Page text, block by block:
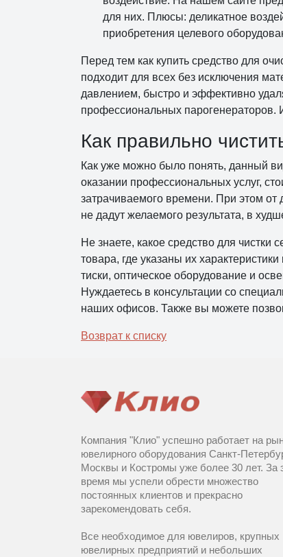
для них. Плюсы: деликатное
приобретения целевого
Перед тем как купить средство для
подходит для всех без исключения
давлением, быстро и эффективно
профессиональных парогенераторов.
Как правильно
Как уже можно было понять, данный
оказании профессиональных услуг,
затрачиваемого времени. При этом от
не дадут желаемого результата, в
Не знаете, какое средство для
товара, где указаны их
тиски, оптическое оборудование и
Нуждаетесь в консультации со
наших офисов. Также вы можете
Возврат к списку
Компания "Клио" успешно работает на
ювелирного оборудования Санкт-
Москвы и Костромы уже более 30 лет. За
время мы успели обрести множество
постоянных клиентов и прекрасно
зарекомендовать себя.
Все необходимое для ювелиров, крупных
ювелирных предприятий и небольших